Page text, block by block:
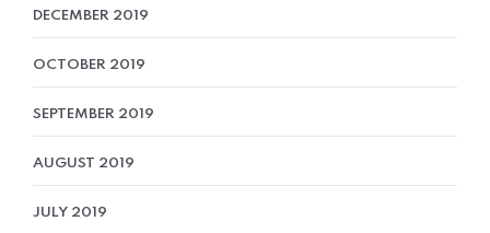
DECEMBER 2019
OCTOBER 2019
SEPTEMBER 2019
AUGUST 2019
JULY 2019